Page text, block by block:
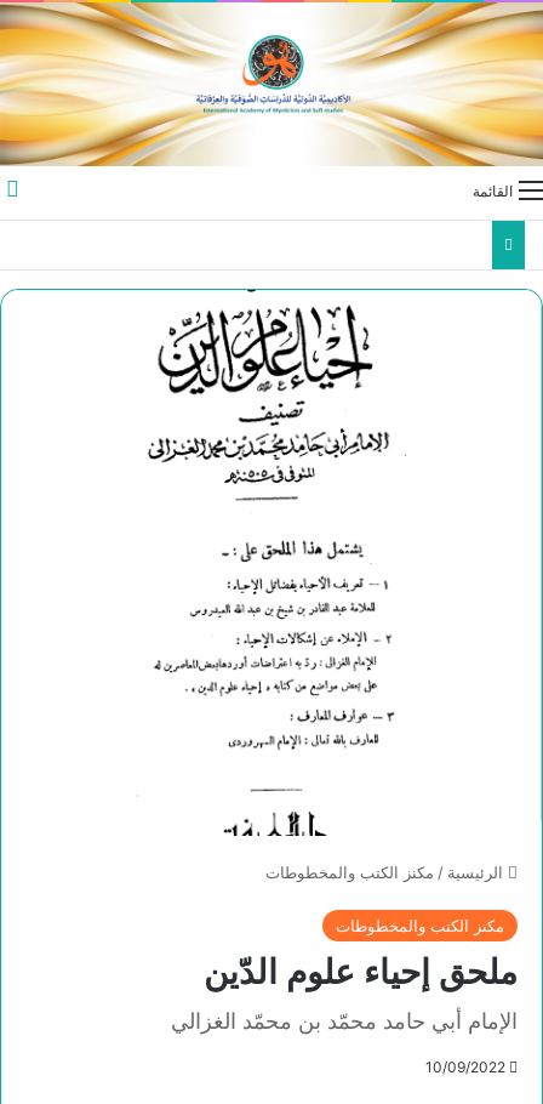
القائمة
الرئيسية / مكنز الكتب والمخطوطات
مكنز الكتب والمخطوطات
ملحق إحياء علوم الدّين
الإمام أبي حامد محمّد بن محمّد الغزالي
10/09/2022